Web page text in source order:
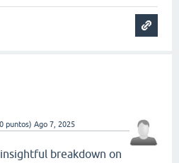
puntos) Ago 7, 2025
breakdown on